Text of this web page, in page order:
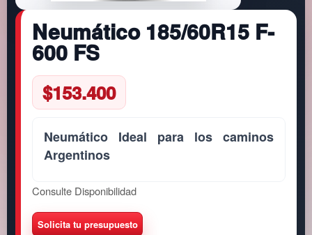
Neumático 185/60R15 F-
600 FS
$153.400
Neumático Ideal para los caminos
Argentinos
Consulte Disponibilidad